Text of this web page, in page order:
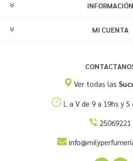
INFORMACIÓN
MI CUENTA
Ver todas las
L a V de 9 a 19hs y S
25069221